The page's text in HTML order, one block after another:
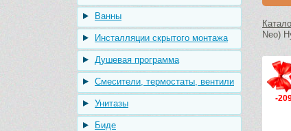
Ванны
Инсталляции скрытого монтажа
Душевая программа
Смесители, термостаты, вентили
Унитазы
Биде
Neo)
-